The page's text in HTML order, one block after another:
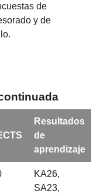
de
y de
Resultados
de
aprendizaje
KA26,
SA23,